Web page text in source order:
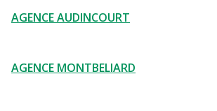
AGENCE AUDINCOURT
AGENCE MONTBELIARD